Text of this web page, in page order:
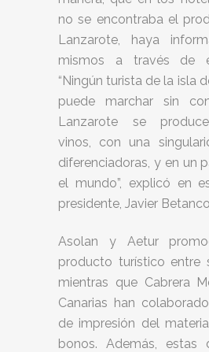
no se encontraba el
Lanzarote, haya
mismos a través de
“Ningún turista de la isla
puede marchar sin
Lanzarote se
vinos, con una
diferenciadoras, y en un
el mundo”, explicó en
presidente, Javier
Asolan y Aetur
producto turístico entre
mientras que Cabrera
Canarias han
de impresión del
bonos. Además, estas